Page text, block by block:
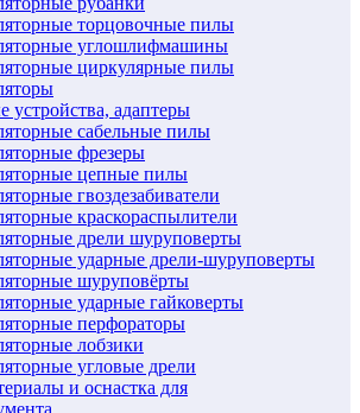
торцовочные пилы
углошлифмашины
циркулярные пилы
устройства, адаптеры
сабельные пилы
фрезеры
цепные пилы
гвоздезабиватели
краскораспылители
дрели шуруповерты
ударные дрели-шуруповерты
шуруповёрты
ударные гайковерты
перфораторы
лобзики
угловые дрели
и оснастка для